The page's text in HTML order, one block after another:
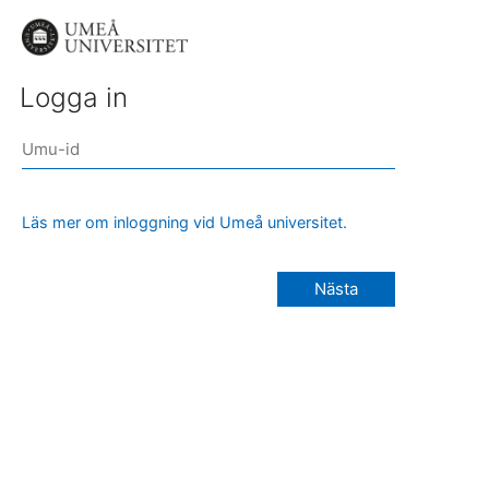
Logga in
Läs mer om inloggning vid Umeå universitet.
Nästa